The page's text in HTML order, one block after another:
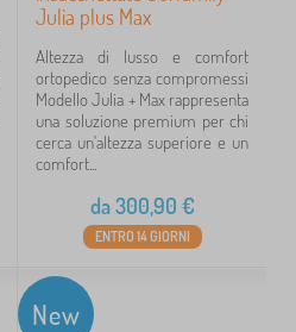
Julia plus Max
Altezza di lusso e comfort
ortopedico senza compromessi
Modello Julia + Max rappresenta
una soluzione premium per chi
cerca un'altezza superiore e un
comfort...
da300,90 €
ENTRO 14 GIORNI
New